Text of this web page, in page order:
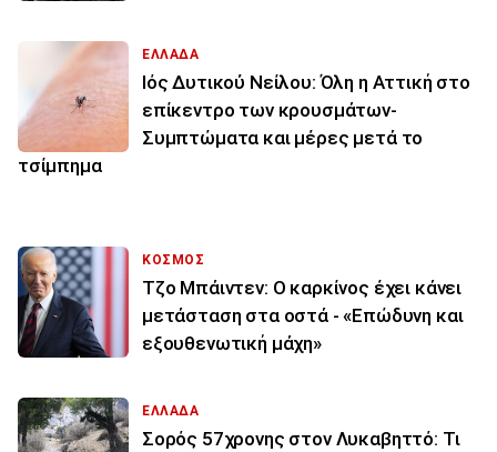
ΕΛΛΑΔΑ
Ιός Δυτικού Νείλου: Όλη η Αττική στο
επίκεντρο των κρουσμάτων-
Συμπτώματα και μέρες μετά το
τσίμπημα
ΚΟΣΜΟΣ
Τζο Μπάιντεν: Ο καρκίνος έχει κάνει
μετάσταση στα οστά - «Επώδυνη και
εξουθενωτική μάχη»
ΕΛΛΑΔΑ
Σορός 57χρονης στον Λυκαβηττό: Τι